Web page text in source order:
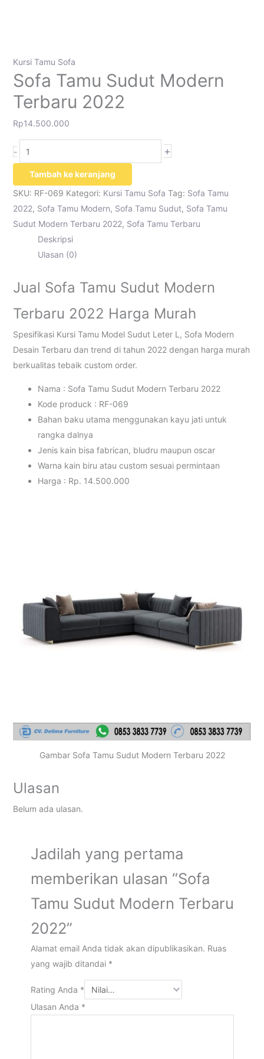
Kursi Tamu Sofa
Sofa Tamu Sudut Modern
Terbaru 2022
Rp14.500.000
- +
Tambah ke keranjang
SKU: RF-069 Kategori: Kursi Tamu Sofa Tag: Sofa Tamu
2022, Sofa Tamu Modern, Sofa Tamu Sudut, Sofa Tamu
Sudut Modern Terbaru 2022, Sofa Tamu Terbaru
Deskripsi
Ulasan (0)
Jual Sofa Tamu Sudut Modern
Terbaru 2022 Harga Murah
Spesifikasi Kursi Tamu Model Sudut Leter L, Sofa Modern
Desain Terbaru dan trend di tahun 2022 dengan harga murah
berkualitas tebaik custom order.
Nama : Sofa Tamu Sudut Modern Terbaru 2022
Kode produck : RF-069
Bahan baku utama menggunakan kayu jati untuk
rangka dalnya
Jenis kain bisa fabrican, bludru maupun oscar
Warna kain biru atau custom sesuai permintaan
Harga : Rp. 14.500.000
Gambar Sofa Tamu Sudut Modern Terbaru 2022
Ulasan
Belum ada ulasan.
Jadilah yang pertama
memberikan ulasan “Sofa
Tamu Sudut Modern Terbaru
2022”
Alamat email Anda tidak akan dipublikasikan. Ruas
yang wajib ditandai *
Rating Anda *
Ulasan Anda *